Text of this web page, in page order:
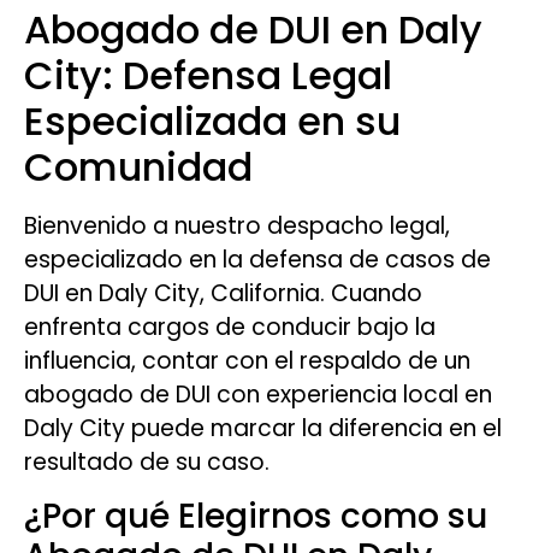
Abogado de DUI en Daly
City: Defensa Legal
Especializada en su
Comunidad
Bienvenido a nuestro despacho legal,
especializado en la defensa de casos de
DUI en Daly City, California. Cuando
enfrenta cargos de conducir bajo la
influencia, contar con el respaldo de un
abogado de DUI con experiencia local en
Daly City puede marcar la diferencia en el
resultado de su caso.
¿Por qué Elegirnos como su